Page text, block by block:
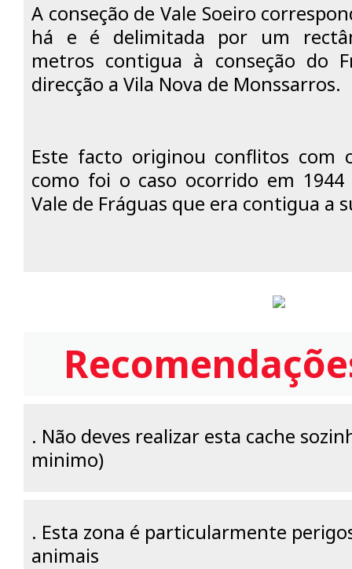
A conseção de Vale Soeiro
há e é delimitada por um
metros contigua à conseção do
direcção a Vila Nova de Monssarros.
Este facto originou conflitos com
como foi o caso ocorrido em 1944
Vale de Fráguas que era contigua a
. Não deves realizar esta cache
minimo)
. Esta zona é particularmente
animais